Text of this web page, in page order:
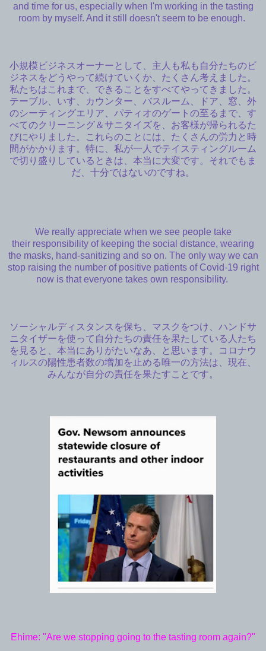
and time for us, especially when I'm working in the tasting
room by myself. And it still doesn't seem to be enough.
小規模ビジネスオーナーとして、主人も私も自分たちのビ
ジネスをどうやって続けていくか、たくさん考えました。
私たちはこれまで、できることをすべてやってきました。
テーブル、いす、カウンター、バスルーム、ドア、窓、外
のシーティングエリア、パティオのゲートの至るまで、す
べてのクリーニング＆サニタイズを、お客様が帰られるた
びにやりました。これらのことには、たくさんの労力と時
間がかかります。特に、私が一人でテイスティングルーム
で切り盛りしているときは、本当に大変です。それでもま
だ、十分ではないのですね。
We really appreciate when we see people take
their responsibility of keeping the social distance, wearing
the masks, hand-sanitizing and so on. The only way we can
stop raising the number of positive patients of Covid-19 right
now is that everyone takes own responsibility.
ソーシャルディスタンスを保ち、マスクをつけ、ハンドサ
ニタイザーを使って自分たちの責任を果たしている人たち
を見ると、本当にありがたいなあ、と思います。コロナウ
ィルスの陽性患者数の増加を止める唯一の方法は、現在、
みんなが自分の責任を果たすことです。
Ehime: "Are we stopping going to the tasting room again?"